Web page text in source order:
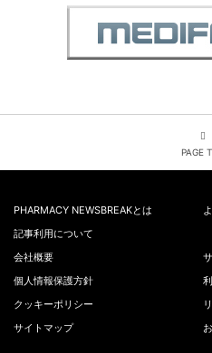
PAGE
PHARMACY NEWSBREAKとは
記事利用について
会社概要
個人情報保護方針
クッキーポリシー
サイトマップ